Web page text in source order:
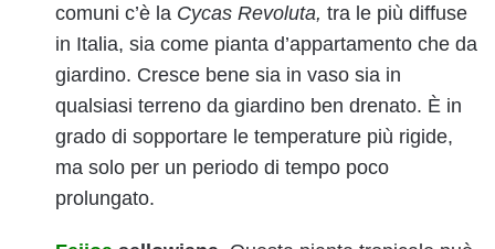
comuni c’è la Cycas Revoluta, tra le più diffuse
in Italia, sia come pianta d’appartamento che da
giardino. Cresce bene sia in vaso sia in
qualsiasi terreno da giardino ben drenato. È in
grado di sopportare le temperature più rigide,
ma solo per un periodo di tempo poco
prolungato.